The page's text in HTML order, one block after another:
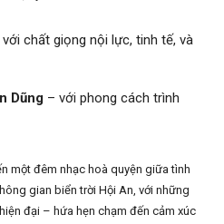
với chất giọng nội lực, tinh tế, và
Dũng – với phong cách trình
một đêm nhạc hoà quyện giữa tình
gian biển trời Hội An, với những
đại – hứa hẹn chạm đến cảm xúc